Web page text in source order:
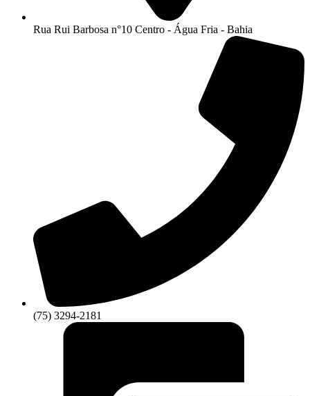
Rua Rui Barbosa n°10 Centro - Água Fria - Bahia
(75) 3294-2181